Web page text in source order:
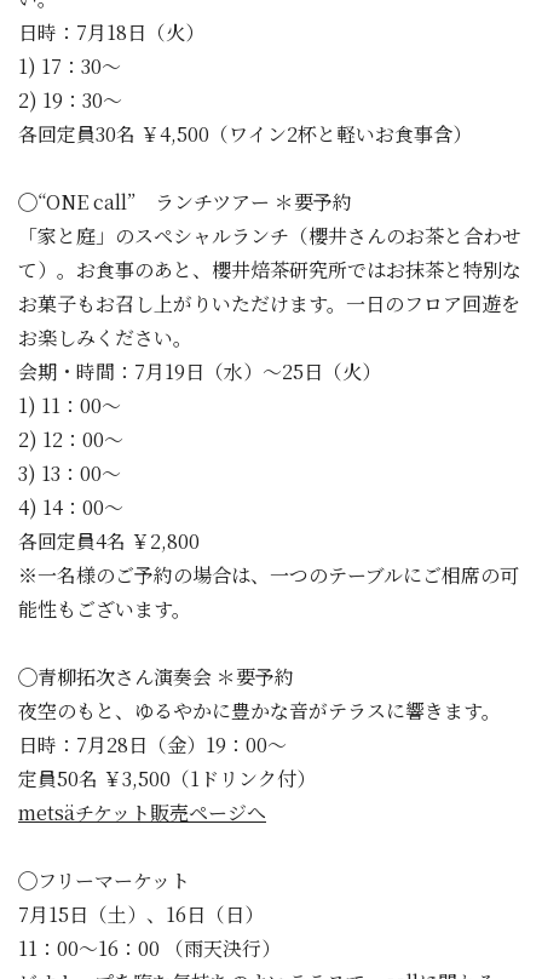
日時：7月18日（火）
1) 17：30〜
2) 19：30〜
各回定員30名 ￥4,500（ワイン2杯と軽いお食事含）
◯“ONE call” ランチツアー ＊要予約
「家と庭」のスペシャルランチ（櫻井さんのお茶と合わせ
て）。お食事のあと、櫻井焙茶研究所ではお抹茶と特別な
お菓子もお召し上がりいただけます。一日のフロア回遊を
お楽しみください。
会期・時間：7月19日（水）〜25日（火）
1) 11：00〜
2) 12：00〜
3) 13：00〜
4) 14：00〜
各回定員4名 ￥2,800
※一名様のご予約の場合は、一つのテーブルにご相席の可
能性もございます。
◯青柳拓次さん演奏会 ＊要予約
夜空のもと、ゆるやかに豊かな音がテラスに響きます。
日時：7月28日（金）19：00〜
定員50名 ￥3,500（1ドリンク付）
metsäチケット販売ページへ
◯フリーマーケット
7月15日（土）、16日（日）
11：00〜16：00 （雨天決行）